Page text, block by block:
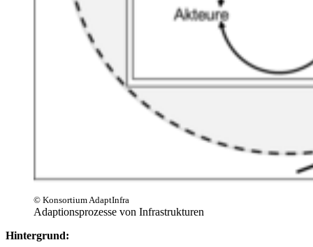
© Konsortium AdaptInfra
Adaptionsprozesse von Infrastrukturen
Hintergrund: